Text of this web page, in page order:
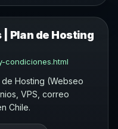
Plan de Hosting
condiciones.html
Hosting (Webseo
VPS, correo
Chile.